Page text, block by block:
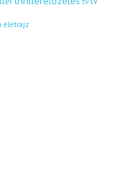
életrajz